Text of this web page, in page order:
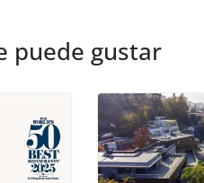
puede gustar